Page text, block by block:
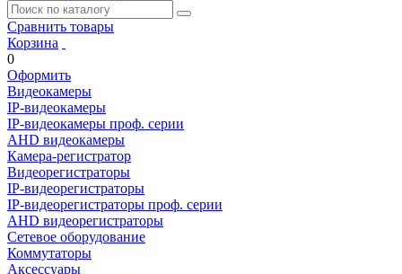
Сравнить товары
Корзина
0
Оформить
Видеокамеры
IP-видеокамеры
IP-видеокамеры проф. серии
AHD видеокамеры
Камера-регистратор
Видеорегистраторы
IP-видеорегистраторы
IP-видеорегистраторы проф. серии
AHD видеорегистраторы
Сетевое оборудование
Коммутаторы
Аксессуары